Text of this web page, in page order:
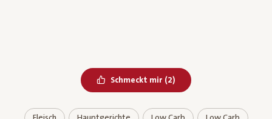
Schmeckt mir Bereits geliked
(2)